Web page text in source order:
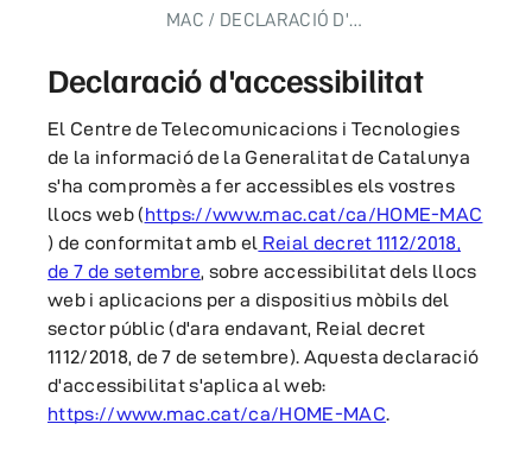
MAC DECLARACIÓ D'ACCESSIBILITAT
Declaració d'accessibilitat
El Centre de Telecomunicacions i Tecnologies
de la informació de la Generalitat de Catalunya
s'ha compromès a fer accessibles els vostres
llocs web (https://www.mac.cat/ca/HOME-MAC
) de conformitat amb el Reial decret 1112/2018,
de 7 de setembre, sobre accessibilitat dels llocs
web i aplicacions per a dispositius mòbils del
sector públic (d'ara endavant, Reial decret
1112/2018, de 7 de setembre). Aquesta declaració
d'accessibilitat s'aplica al web:
https://www.mac.cat/ca/HOME-MAC.